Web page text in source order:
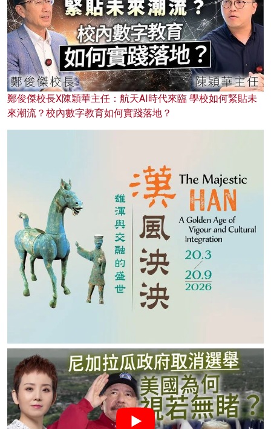
鄭俊傑校長X陳穎華主任：航天AI時代來臨 學校如何緊貼未
來潮流？校內數字教育如何實踐落地？